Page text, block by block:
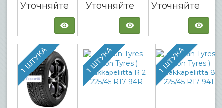
Уточняйте
Уточняйте
Уточняйте
1 ШТУКА 1 ШТУКА 1 ШТУКА